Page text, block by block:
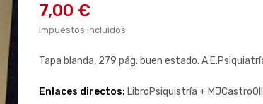
7,00 €
Impuestos incluidos
Tapa blanda, 279 pág. buen estado.
Enlaces directos: LibroPsiquistría +